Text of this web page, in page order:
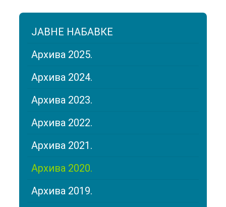
ЈАВНЕ НАБАВКЕ
Архива 2025.
Архива 2024.
Архива 2023.
Архива 2022.
Архива 2021.
Архива 2020.
Архива 2019.